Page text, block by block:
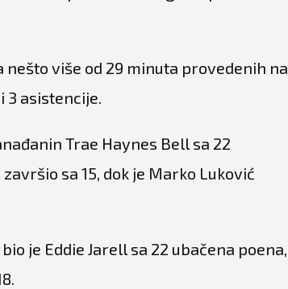
više od 29 minuta provedenih na
3 asistencije.
Trae Haynes Bell sa 22
sa 15, dok je Marko Luković
je Eddie Jarell sa 22 ubačena poena,